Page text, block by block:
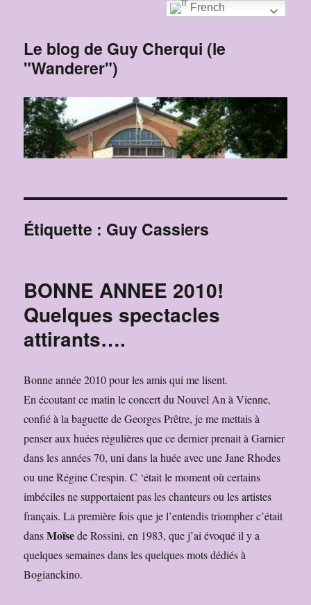
Le blog de Guy Cherqui (le
"Wanderer")
Étiquette : Guy Cassiers
BONNE ANNEE 2010!
Quelques spectacles
attirants….
Bonne année 2010 pour les amis qui me lisent.
En écoutant ce matin le concert du Nouvel An à Vienne,
confié à la baguette de Georges Prêtre, je me mettais à
penser aux huées régulières que ce dernier prenait à Garnier
dans les années 70, uni dans la huée avec une Jane Rhodes
ou une Régine Crespin. C ‘était le moment où certains
imbéciles ne supportaient pas les chanteurs ou les artistes
français. La première fois que je l’entendis triompher c’était
dansMoïsede Rossini, en 1983, que j’ai évoqué il y a
quelques semaines dans les quelques mots dédiés à
Bogianckino.
French